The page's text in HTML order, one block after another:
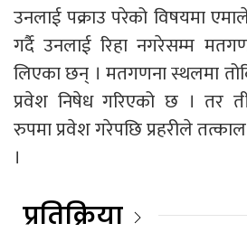
उनलाई पक्राउ परेको विषयमा
गर्दै उनलाई रिहा नगरेसम्म
लिएका छन् । मतगणना स्थलमा
प्रवेश निषेध गरिएको छ । तर ती
रुपमा प्रवेश गरेपछि प्रहरीले
।
प्रतिक्रिया